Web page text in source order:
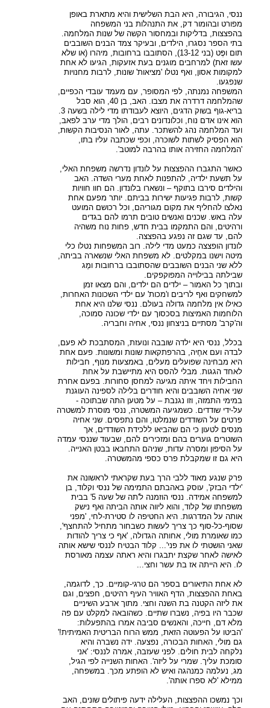
ננסי, הגיבורה, היא הבת השלישית והיא מתארת באופן
מפורט ובהומור דק, את התנהלות בני המשפחה
בהפצצות, בדליקות ובמחסור הקשה של שנות המלחמה.
בתי הספר נסגרו, הילדים, ובעיקר צמד הבנים השובבים
תום ופֶּט (בני 13-12), הסתובבו ברחובות, מיהרו (או שלא
עשו זאת) למרחבים מוגנים בעת אזעקות, הגיעו לא אחת
למקומות אסון, ואף נטלו 'מציאות' שונות, לרבות מחנויות
שנפגעו.
המשפחה נמנתה, לפי המסופר, עם מעמד עובדי הכפיים,
שהמלחמה דרדרה את מצבו. האב, בן 40, הוא סבל
בריא-גוף בשוק הדגים, היוצא לעבודתו מדי לילה בשעה 3.
הוא אינו אדם נוח, וכלונדונים רבים, הולך מדי ערב לפאב,
ועד המלחמה נהג להשתכר. עתה, לאור הנסיבות הקשות,
הוא הפסיק לשתות לשוכרה, וכפי שכתבה עליו בתו,
'המלחמה החזירה אותו בהרבה למוטב'.
כאשר התגברו ההפצצות על לונדון נדרשה משפחת האלי,
על תשעת ילדיה, להתפנות לאחת מערי השדה. האב
והילדים סירבו בתוקף – ונשארו בלונדון. הם חוו חוויות
קשות, לרבות פגיעות ישירות בביתם. יותר מפעם אחת
נאלצו להחליף את מקום מגוריהם, וכל רכושם המועט
עלה באש. שכנים ואנשים טובים תרמו להם בגדים
ורהיטים, והם התמקמו בבית חדש, פחות נוח משהיה
להם, עד שגם זה נפגע בהפצצה.
לונדון הופצצה כמעט מדי לילה. רוב המשפחות נטלו כלי
מיטה וישנו במקלטים. לא משפחת האלי שנשארה בביתה,
ללא שני הבנים השובבים שהסתובבו ברחובות ומֶג
שבילתה בבילוייה המפוקפקים.
ובתוך כל האמור – ילדים הם ילדים, והם מצאו זמן
למשחקים ואף לריבים ו'מכות' עם ילדי השכונות האחרות,
כאילו אין מלחמה גדולה בעולם. ננסי שלנו היא אחת
הלוחמות האמיצות בסכסוך עם ילדי שכונה סמוכה,
וה'קרב' מסתיים בניצחון ננסי, אחיה וחבריה.
בכלל, ננסי היא ילדה שובבה ונועזת, המסתבכת לא פעם,
לבדה ועם אחֶיה, בהרפתקאות שונות ומשונות. פעם אחת
היא מבחינה שפועלים מעלים, באמצעות מנוף, חבילות
לאחד הגגות. מבלי להסס היא מתיישבת על אחת
החבילות ויחד איתה מגיעה למחסן סחורות. בפעם אחרת
שני אחיה השובבים והיא חודרים בלילה לספינה העוגנת
במימי התמזה, וזו נגנבת – על מטען התה שבתוכה -
על-ידי שודדים. כשמגיעה המשטרה, ננסי מוסרת למשטרה
פרטים על השודדים שנמלטו, והם נתפסים. שני אחיה
מנסים לטעון כי הם שהביאו ללכידת השודדים, אך
השוטרים גוערים בהם ומזכירים להם, שבעוד שננסי עמדה
על הסיפון ומסרה עדות, שניהם התחבאו בבטן האנייה.
היא גם זו שמקבלת פרס כספי מהמשטרה.
פרק שנגע מאוד ללבי הרך בעת שקראתי לראשונה את
'ילדי הבזק', עוסק באהבתם התמימה של ננסי וקלוד, בן
למשפחה אמידה. ננסי הוזמנה ל'תה של שעה 5' בבית
משפחתו של קלוד, והוא ליווה אותה הביתה ואף נישק
אותה על המדרגות. היא החטיפה לו סטירת-לחי, 'מפני
שסוף-כל-סוף כך צריך לעשות כשבחור מתחיל להתחצף',
כמו שאומרת מולי, אחותה הגדולה, 'אף כי צריך להודות
שאני הושטתי לו את פני'... קלוד הבטיח לננסי שישא אותה
לאישה לאחר שקצת יתבגרו והיא ראתה עצמה מאורסת
לו. היא הייתה אז בת עשר וחצי...
לא אחת התיאורים בספר הם טרגי-קומיים. כך, לדוגמה,
באחת ההפצצות, הדף האוויר העיף רהיטים, חפצים, וגם
את ליזה הקטנה בת השנה וחצי. מתוך ארבע השיניים
שכבר היו בפיה, נשברו שתיים. כשהובאה למקלט עם פה
מלא דם, חייכה, והאנשים סביבה אמרו בהתפעלות:
'הביטו על הפעוטה הזאת, ממש הרוח הבריטית האמיתית!'
גם מולי, האחות הבכורה, נפצעה. ידה נשברה והיא
נלקחה לבית חולים. לפני שעזבה, אמרה לננסי: 'אני
סומכת עליך. שמרי על ליזה'. האחות השנייה לפי הגיל,
מג, נעלמה כמנהגה ואיש לא הופתע מכך. במשפחה,
ממילא 'לא ספרו אותה'.
וכך נמשכו ההפצצות, העלילה ידעה פיתולים שונים, האב